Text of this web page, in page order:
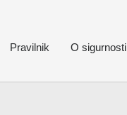
Pravilnik O sigurnosti